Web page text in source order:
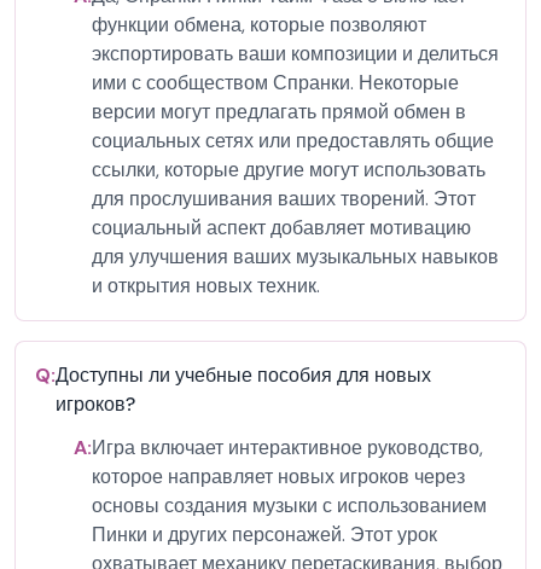
функции обмена, которые позволяют
экспортировать ваши композиции и делиться
ими с сообществом Спранки. Некоторые
версии могут предлагать прямой обмен в
социальных сетях или предоставлять общие
ссылки, которые другие могут использовать
для прослушивания ваших творений. Этот
социальный аспект добавляет мотивацию
для улучшения ваших музыкальных навыков
и открытия новых техник.
Q:Доступны ли учебные пособия для новых
игроков?
A:Игра включает интерактивное руководство,
которое направляет новых игроков через
основы создания музыки с использованием
Пинки и других персонажей. Этот урок
охватывает механику перетаскивания, выбор